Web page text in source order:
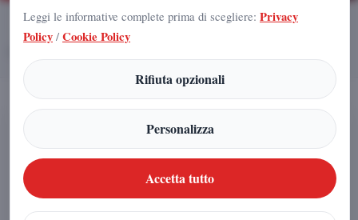
Home
Articoli
Serie A, 15ª giornata: Milan-Sassuolo e Napoli a Udine per restare in
vetta
Serie A, 15ª giornata: Milan-Sassuolo
e Napoli a Udine per restare in vetta
Giovan Battista Gadola |
Leggi le informative complete prima di scegliere: Privacy
Policy / Cookie Policy
Rifiuta opzionali
Personalizza
Accetta tutto